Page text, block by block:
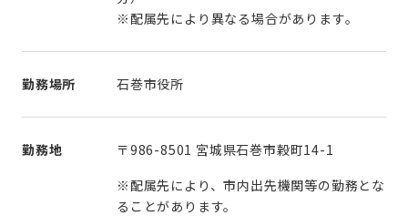
※配属先により異なる場合があります。
勤務場所 石巻市役所
勤務地
〒986-8501 宮城県石巻市穀町14-1
※配属先により、市内出先機関等の勤務とな
ることがあります。